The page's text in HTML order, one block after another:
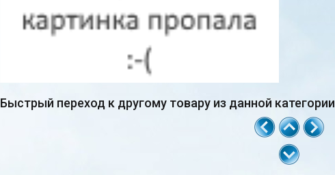
Быстрый переход к другому товару из данной категории